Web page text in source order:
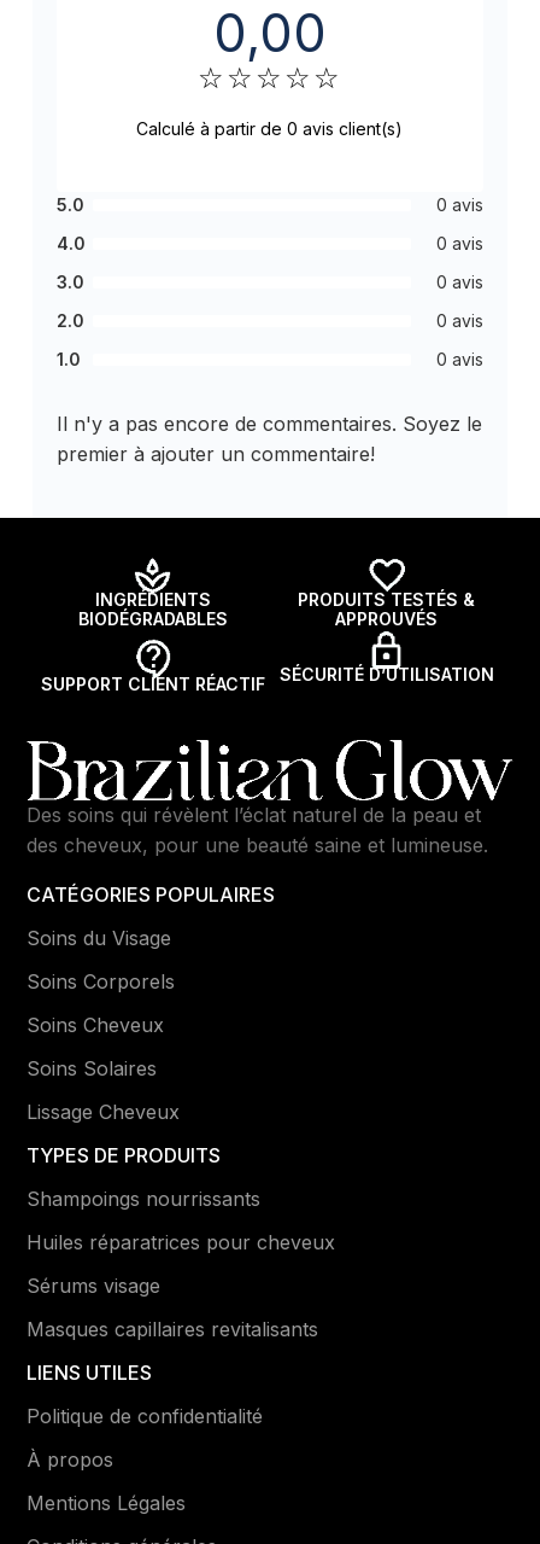
0,00
☆ ☆ ☆ ☆ ☆
Calculé à partir de 0 avis client(s)
5.0
0 avis
4.0
0 avis
3.0
0 avis
2.0
0 avis
1.0
0 avis
Il n'y a pas encore de commentaires. Soyez le
premier à ajouter un commentaire!
INGRÉDIENTS
BIODÉGRADABLES
PRODUITS TESTÉS &
APPROUVÉS
SUPPORT CLIENT RÉACTIF SÉCURITÉ D’UTILISATION
Des soins qui révèlent l’éclat naturel de la peau et
des cheveux, pour une beauté saine et lumineuse.
CATÉGORIES POPULAIRES
Soins du Visage
Soins Corporels
Soins Cheveux
Soins Solaires
Lissage Cheveux
TYPES DE PRODUITS
Shampoings nourrissants
Huiles réparatrices pour cheveux
Sérums visage
Masques capillaires revitalisants
LIENS UTILES
Politique de confidentialité
À propos
Mentions Légales